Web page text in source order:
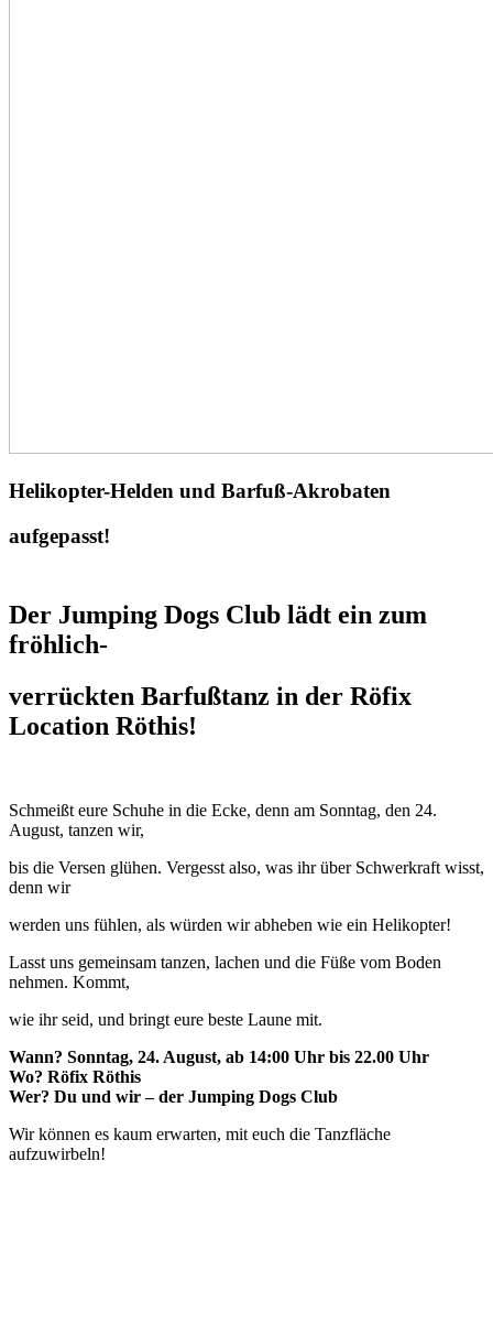
Helikopter-Helden und Barfuß-Akrobaten
aufgepasst!
Der Jumping Dogs Club lädt ein zum
fröhlich-
verrückten Barfußtanz in der Röfix
Location Röthis!
Schmeißt eure Schuhe in die Ecke, denn am Sonntag, den 24.
August, tanzen wir,
bis die Versen glühen. Vergesst also, was ihr über Schwerkraft wisst,
denn wir
werden uns fühlen, als würden wir abheben wie ein Helikopter!
Lasst uns gemeinsam tanzen, lachen und die Füße vom Boden
nehmen. Kommt,
wie ihr seid, und bringt eure beste Laune mit.
Wann? Sonntag, 24. August, ab 14:00 Uhr bis 22.00 Uhr
Wo? Röfix Röthis
Wer? Du und wir – der Jumping Dogs Club
Wir können es kaum erwarten, mit euch die Tanzfläche
aufzuwirbeln!